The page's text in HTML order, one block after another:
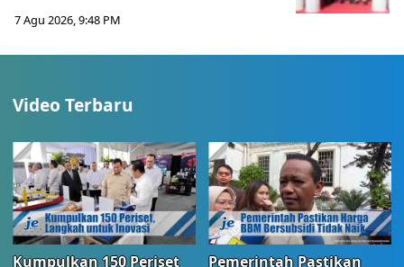
7 Agu 2026, 9:48 PM
Video Terbaru
Kumpulkan 150 Periset
Pemerintah Pastikan